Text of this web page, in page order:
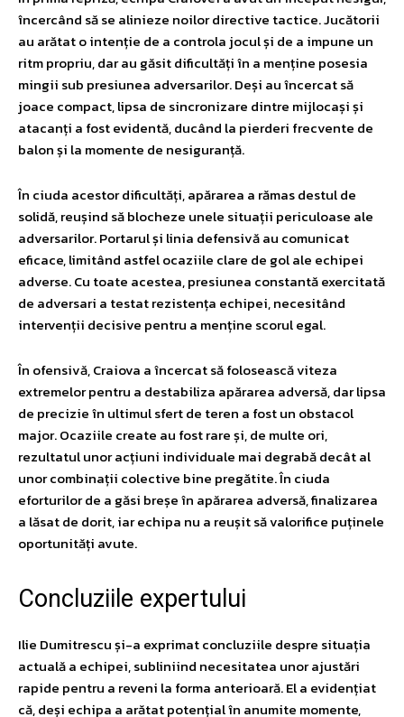
încercând să se alinieze noilor directive tactice. Jucătorii
au arătat o intenție de a controla jocul și de a impune un
ritm propriu, dar au găsit dificultăți în a menține posesia
mingii sub presiunea adversarilor. Deși au încercat să
joace compact, lipsa de sincronizare dintre mijlocași și
atacanți a fost evidentă, ducând la pierderi frecvente de
balon și la momente de nesiguranță.
În ciuda acestor dificultăți, apărarea a rămas destul de
solidă, reușind să blocheze unele situații periculoase ale
adversarilor. Portarul și linia defensivă au comunicat
eficace, limitând astfel ocaziile clare de gol ale echipei
adverse. Cu toate acestea, presiunea constantă exercitată
de adversari a testat rezistența echipei, necesitând
intervenții decisive pentru a menține scorul egal.
În ofensivă, Craiova a încercat să folosească viteza
extremelor pentru a destabiliza apărarea adversă, dar lipsa
de precizie în ultimul sfert de teren a fost un obstacol
major. Ocaziile create au fost rare și, de multe ori,
rezultatul unor acțiuni individuale mai degrabă decât al
unor combinații colective bine pregătite. În ciuda
eforturilor de a găsi breșe în apărarea adversă, finalizarea
a lăsat de dorit, iar echipa nu a reușit să valorifice puținele
oportunități avute.
Concluziile expertului
Ilie Dumitrescu și-a exprimat concluziile despre situația
actuală a echipei, subliniind necesitatea unor ajustări
rapide pentru a reveni la forma anterioară. El a evidențiat
că, deși echipa a arătat potențial în anumite momente,